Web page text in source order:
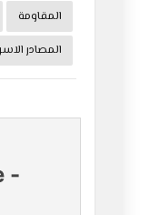
المقاومة
المصادر
-